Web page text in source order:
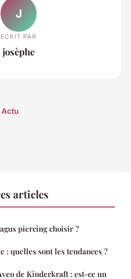
J
ECRIT PAR
josèphe
Actu
articles
piercing choisir ?
: quelles sont les tendances ?
de Kinderkraft : est-ce un